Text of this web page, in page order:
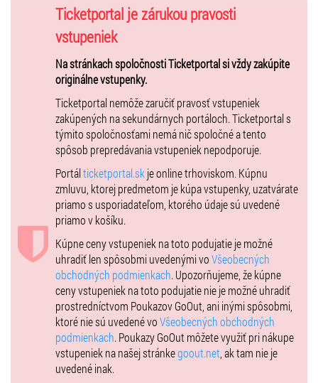
Ticketportal je zárukou pravosti
vstupeniek
Na stránkach spoločnosti Ticketportal si vždy zakúpite
originálne vstupenky.
Ticketportal nemôže zaručiť pravosť vstupeniek
zakúpených na sekundárnych portáloch. Ticketportal s
týmito spoločnosťami nemá nič spoločné a tento
spôsob prepredávania vstupeniek nepodporuje.
Portálticketportal.sk je online trhoviskom. Kúpnu
zmluvu, ktorej predmetom je kúpa vstupenky, uzatvárate
priamo s usporiadateľom, ktorého údaje sú uvedené
priamo v košíku.
Kúpne ceny vstupeniek na toto podujatie je možné
uhradiť len spôsobmi uvedenými voVšeobecných
obchodných podmienkach. Upozorňujeme, že kúpne
ceny vstupeniek na toto podujatie nie je možné uhradiť
prostredníctvom Poukazov GoOut, ani inými spôsobmi,
ktoré nie sú uvedené voVšeobecných obchodných
podmienkach. Poukazy GoOut môžete využiť pri nákupe
vstupeniek na našej stránkegoout.net , ak tam nie je
uvedené inak.